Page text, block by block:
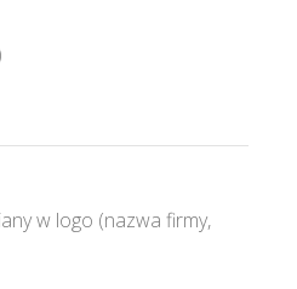
w logo (nazwa firmy,